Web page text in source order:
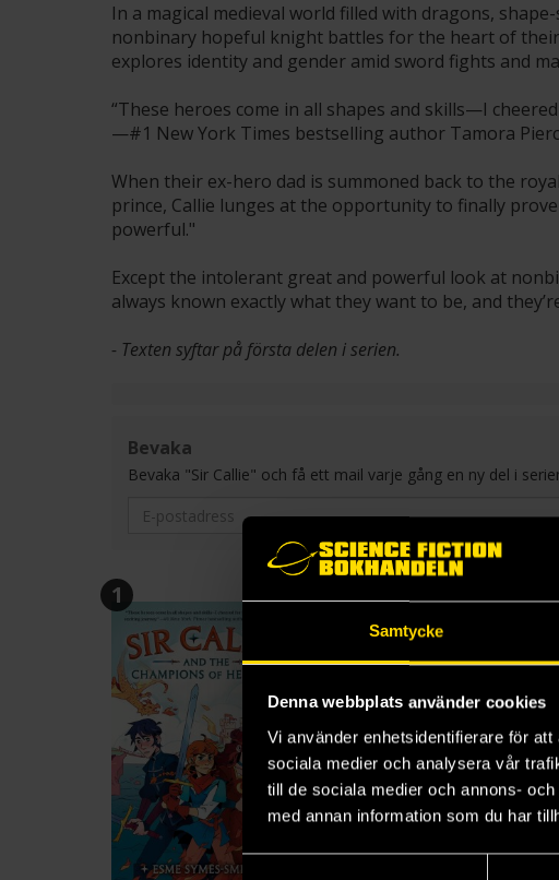
Samtycke
Denna webbplats använder cookies
Vi använder enhetsidentifierare för
sociala medier och analysera vår
till de sociala medier och annons-
med annan information som du har
Samtyckesval
In a magical medieval world filled with dragons,
nonbinary hopeful knight battles for the heart of
explores identity and gender amid sword fights and
“These heroes come in all shapes and skills—I
—#1 New York Times bestselling author Tamora
When their ex-hero dad is summoned back to the
prince, Callie lunges at the opportunity to finally
powerful."
Except the intolerant great and powerful look at
always known exactly what they want to be, and
- Texten syftar på första delen i serien.
Bevaka
Bevaka "Sir Callie" och få ett mail varje gång en ny del i
1